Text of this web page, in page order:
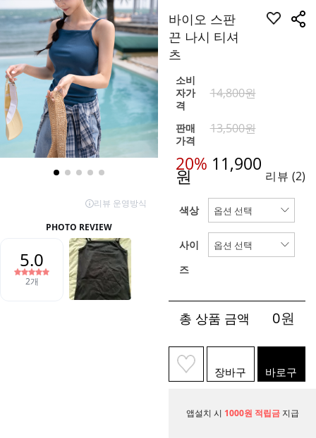
바이오 스판
끈 나시 티셔
츠
소비
자가
격
14,800원
판매
가격
13,500원
20% 11,900
원 리뷰 (2)
색상
사이
즈
총 상품 금액 0원
장바구
니
바로구
매
앱설치 시 1000원 적립금 지급